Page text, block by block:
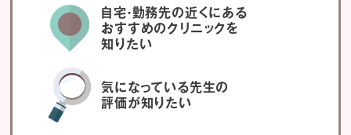
自宅・勤務先の近くにある
おすすめのクリニックを
知りたい
気になっている先生の
評価が知りたい